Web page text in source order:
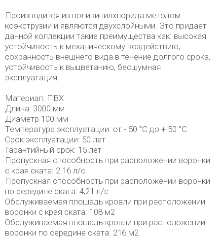
Производится из поливинилхлорида методом
коэкструзии и являются двухслойными. Это придает
данной коллекции такие преимущества как: высокая
устойчивость к механическому воздействию,
сохранность внешнего вида в течение долгого срока,
устойчивость к выцветанию, бесшумная
эксплуатация.
Материал: ПВХ
Длина: 3000 мм
Диаметр 100 мм
Температура эксплуатации: от - 50 °C до + 50 °C
Срок эксплуатации: 50 лет
Гарантийный срок: 15 лет
Пропускная способность при расположении воронки
с края ската: 2.16 л/с
Пропускная способность при расположении воронки
по середине ската: 4,21 л/с
Обслуживаемая площадь кровли при расположении
воронки с края ската: 108 м2
Обслуживаемая площадь кровли при расположении
воронки по середине ската: 216 м2